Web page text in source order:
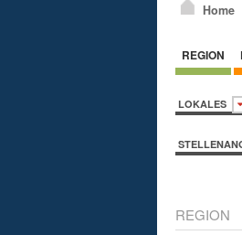
Home
REGION
LOKALES
REGION